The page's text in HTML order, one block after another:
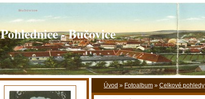
Pohlednice - Bučovice
Úvod » Fotoalbum » Celkové pohledy